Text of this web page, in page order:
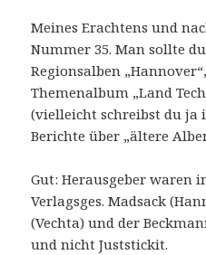
t
:
Meines Erachtens und
Nummer 35. Man sollte
Regionsalben
Themenalbum „Land
(vielleicht schreibst du ja
Berichte über „ältere
Gut: Herausgeber waren
Verlagsges. Madsack
(Vechta) und der
und nicht Juststickit.